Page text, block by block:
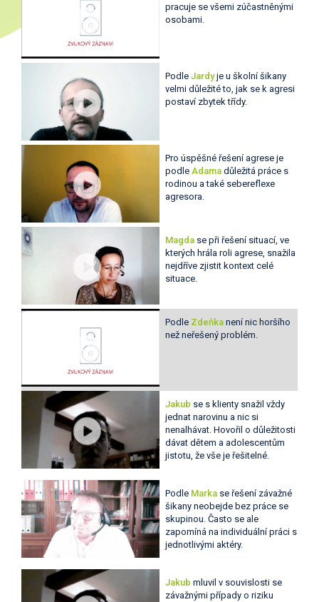
pracuje se všemi zúčastněnými
osobami.
Podle Jardyje u školní šikany
velmi důležité to, jak se k agresi
postaví zbytek třídy.
Pro úspěšné řešení agrese je
podle Adamadůležitá práce s
rodinou a také sebereflexe
agresora.
Magdase při řešení situací, ve
kterých hrála roli agrese, snažila
nejdříve zjistit kontext celé
situace.
Podle Zdeňkanení nic horšího
než neřešený problém.
Jakub se s klienty snažil vždy
jednat narovinu a nic si
nenalhávat. Hovořil o důležitosti
dávat dětem a adolescentům
jistotu, že vše je řešitelné.
Podle Markase řešení závažné
šikany neobejde bez práce se
skupinou. Často se ale
zapomíná na individuální práci s
jednotlivými aktéry.
Jakub mluvil v souvislosti se
závažnými případy o riziku